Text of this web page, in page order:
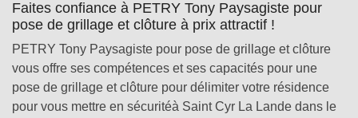
Faites confiance à PETRY Tony Paysagiste pour
pose de grillage et clôture à prix attractif !
PETRY Tony Paysagiste pour pose de grillage et clôture
vous offre ses compétences et ses capacités pour une
pose de grillage et clôture pour délimiter votre résidence
pour vous mettre en sécuritéà Saint Cyr La Lande dans le